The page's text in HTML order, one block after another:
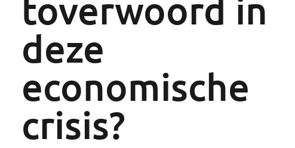
toverwoord in
deze
economische
crisis?